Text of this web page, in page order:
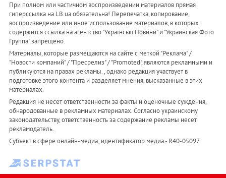
При полном или частичном воспроизведении материалов прямая
гиперссылка на LB.ua обязательна! Перепечатка, копирование,
воспроизведение или иное использование материалов, в которых
содержится ссылка на агентство "Українськi Новини" и "Украинская Фото
Группа" запрещено.
Материалы, которые размещаются на сайте с меткой "Реклама" /
"Новости компаний" / "Пресрелиз" / "Promoted", являются рекламными и
публикуются на правах рекламы. , однако редакция участвует в
подготовке этого контента и разделяет мнения, высказанные в этих
материалах.
Редакция не несет ответственности за факты и оценочные суждения,
обнародованные в рекламных материалах. Согласно украинскому
законодательству, ответственность за содержание рекламы несет
рекламодатель.
Субъект в сфере онлайн-медиа; идентификатор медиа - R40-05097